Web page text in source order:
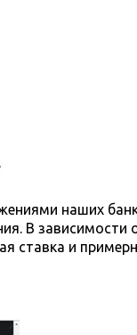
наших
В зависимости
ставка и